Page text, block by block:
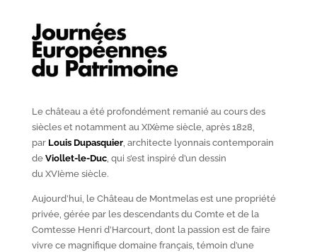
Le château a été profondément remanié au cours des
siècles et notamment au XIXèmesiècle, après 1828,
par Louis Dupasquier, architecte lyonnais contemporain
de Viollet-le-Duc, qui s’est inspiré d’un dessin
du XVIèmesiècle.
Aujourd’hui, le Château de Montmelas est une propriété
privée, gérée par les descendants du Comte et de la
Comtesse Henri d’Harcourt, dont la passion est de faire
vivre ce magnifique domaine français, témoin d’une